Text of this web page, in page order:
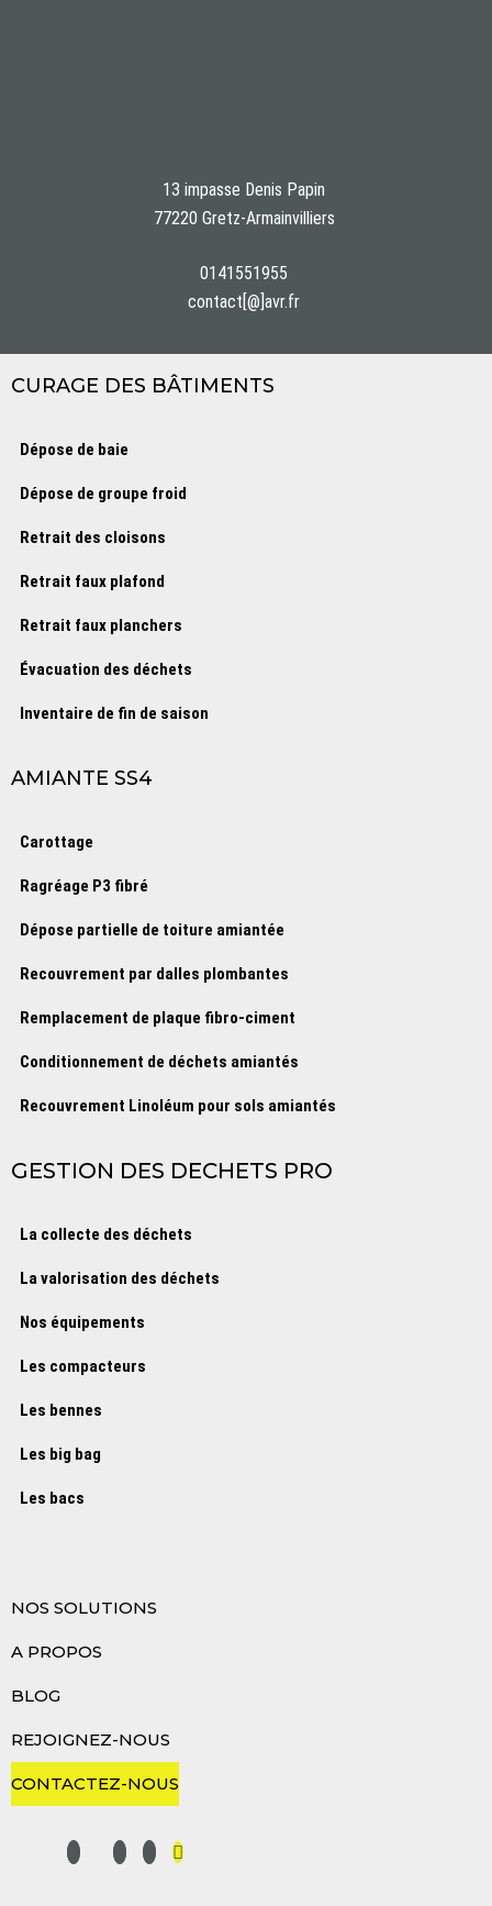
13 impasse Denis Papin
77220 Gretz-Armainvilliers
0141551955
contact[@]avr.fr
CURAGE DES BÂTIMENTS
Dépose de baie
Dépose de groupe froid
Retrait des cloisons
Retrait faux plafond
Retrait faux planchers
Évacuation des déchets
Inventaire de fin de saison
AMIANTE SS4
Carottage
Ragréage P3 fibré
Dépose partielle de toiture amiantée
Recouvrement par dalles plombantes
Remplacement de plaque fibro-ciment
Conditionnement de déchets amiantés
Recouvrement Linoléum pour sols amiantés
GESTION DES DECHETS PRO
La collecte des déchets
La valorisation des déchets
Nos équipements
Les compacteurs
Les bennes
Les big bag
Les bacs
NOS SOLUTIONS
A PROPOS
BLOG
REJOIGNEZ-NOUS
CONTACTEZ-NOUS